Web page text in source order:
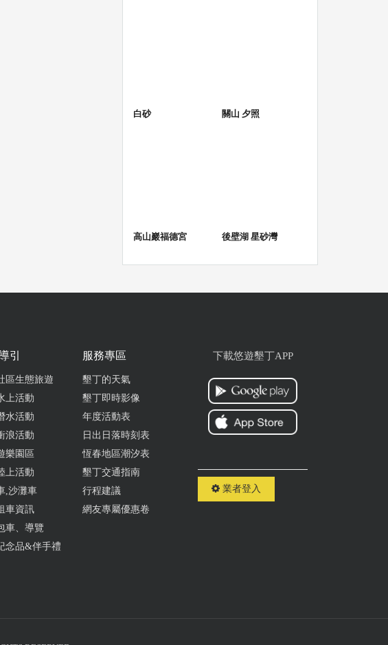
白砂 關山 夕照
高山巖福德宮 後壁湖 星砂灣
引
區生態旅遊
上活動
水活動
浪活動
樂園區
上活動
,沙灘車
車資訊
車、導覽
念品&伴手禮
服務專區
墾丁的天氣
墾丁即時影像
年度活動表
日出日落時刻表
恆春地區潮汐表
墾丁交通指南
行程建議
網友專屬優惠卷
下載悠遊墾丁APP
業者登入